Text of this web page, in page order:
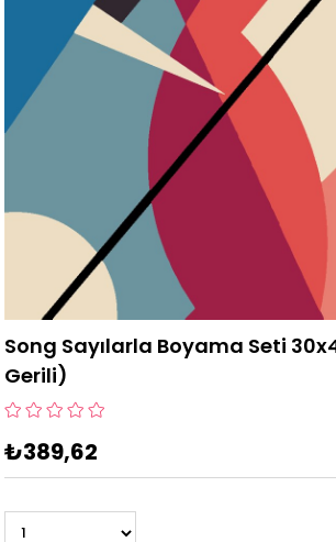
Song Sayılarla Boyama Seti
Gerili)
₺389,62